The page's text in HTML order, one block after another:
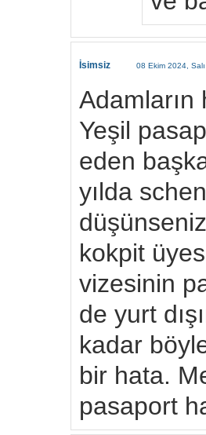
İsimsiz 08 Ekim 2024,
Adamların
Yeşil
eden
yılda
kokpit
vizesinin
de yurt
kadar
bir hata.
pasaport